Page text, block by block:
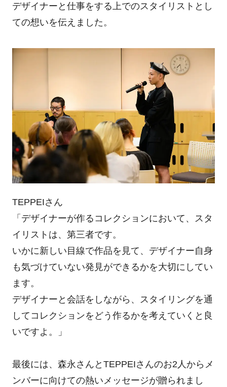
デザイナーと仕事をする上でのスタイリストとし
ての想いを伝えました。
TEPPEIさん
「デザイナーが作るコレクションにおいて、スタ
イリストは、第三者です。
いかに新しい目線で作品を見て、デザイナー自身
も気づけていない発見ができるかを大切にしてい
ます。
デザイナーと会話をしながら、スタイリングを通
してコレクションをどう作るかを考えていくと良
いですよ。」
最後には、森永さんとTEPPEIさんのお2人からメ
ンバーに向けての熱いメッセージが贈られまし